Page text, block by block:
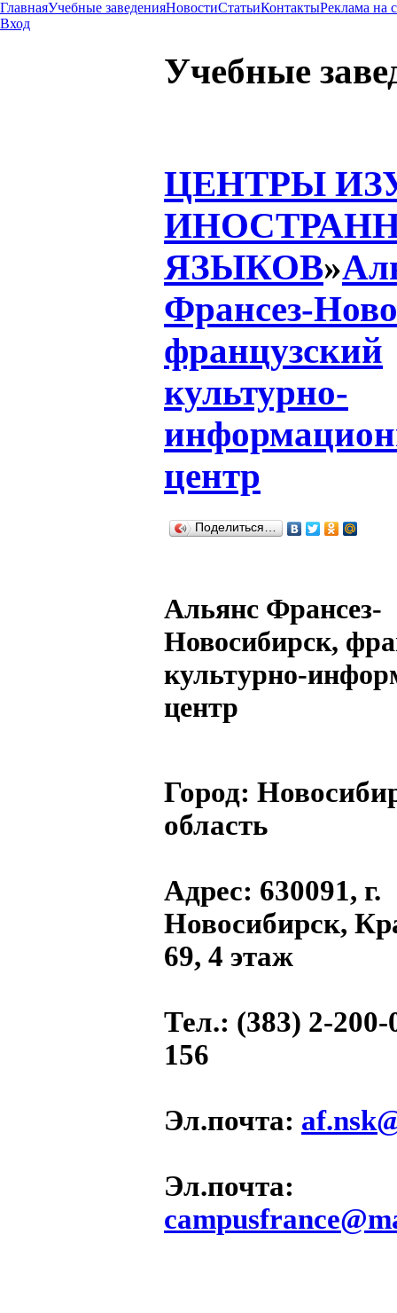
ГлавнаяУчебные заведенияНовостиСтатьиКонтактыРеклама на
Вход
Учебные
ЦЕНТРЫ
ЯЗЫКОВ»
Франсез-
французский
культурно-
центр
Поделиться…
Альянс Франсез-
Новосибирск,
культурно-
центр
Город:
область
Адрес: 630091, г.
Новосибирск,
69, 4 этаж
Тел.: (383) 2-200-
156
Эл.почта:
Эл.почта: